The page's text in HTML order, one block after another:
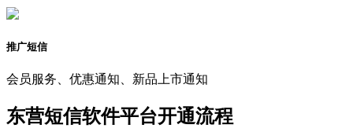
推广短信
会员服务、优惠通知、新品上市通知
东营短信软件平台开通流程